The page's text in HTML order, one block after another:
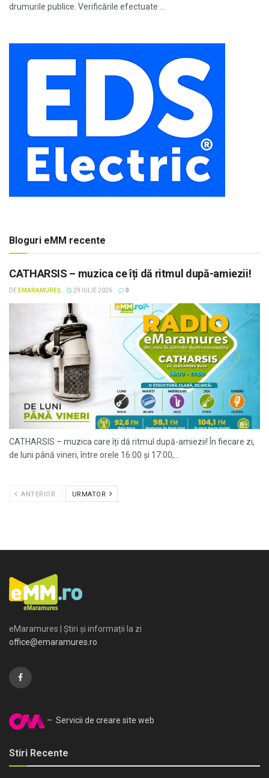
drumurile publice. Verificările efectuate ...
Bloguri eMM recente
CATHARSIS – muzica ce îți dă ritmul după-amiezii!
DE EMARAMUREȘ 29 IULIE 2026 0
CATHARSIS – muzica care îți dă ritmul după-amiezii! În fiecare zi,
de luni până vineri, între orele 16:00 și 17:00,...
ANTERIOR URMATOR
eMaramures | Știri și informații la zi
office@emaramures.ro
– Servicii de creare site web
Stiri Recente